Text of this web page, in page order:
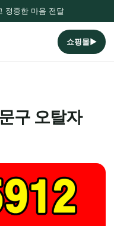
정중한 마음 전달
쇼핑몰▶
구 오탈자